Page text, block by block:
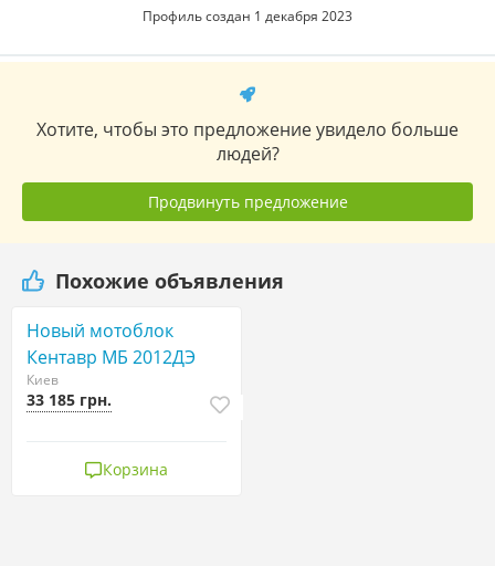
Профиль создан 1 декабря 2023
Хотите, чтобы это предложение увидело больше
людей?
Продвинуть предложение
Похожие объявления
Новый мотоблок
Кентавр МБ 2012ДЭ
Киев
33 185 грн.
Корзина